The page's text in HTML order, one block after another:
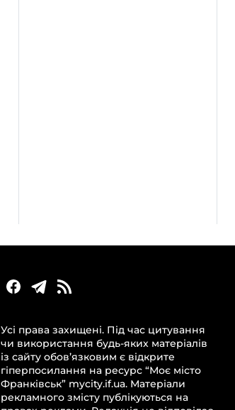
Усі права захищені. Під час цитування
чи використання будь-яких матеріалів
із сайту обов’язковим є відкрите
гіперпосилання на ресурс “Моє місто
Франківськ” mycity.if.ua. Матеріали
рекламного змісту публікуються на